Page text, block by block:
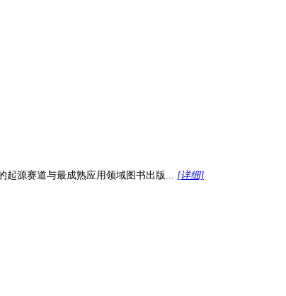
起源赛道与最成熟应用领域图书出版... [详细]